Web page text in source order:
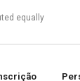
equally